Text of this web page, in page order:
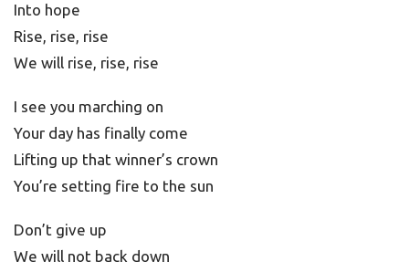
Into hope
Rise, rise, rise
We will rise, rise, rise
I see you marching on
Your day has finally come
Lifting up that winner’s crown
You’re setting fire to the sun
Don’t give up
We will not back down